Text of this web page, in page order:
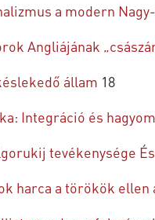
a modern
Angliájának
állam 18
Integráció és
tevékenysége
harca a törökök ellen